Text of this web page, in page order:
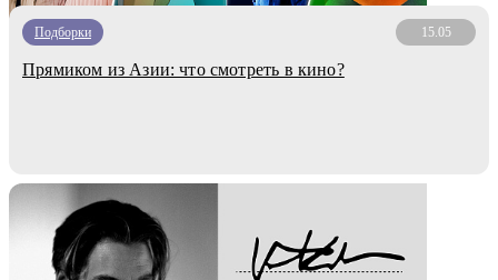
Подборки 15.05
Прямиком из Азии: что смотреть в кино?